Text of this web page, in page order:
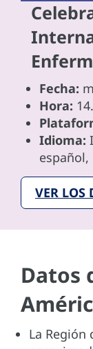
Fecha:
Hora:
Idioma:
VER LOS
Datos
La Región